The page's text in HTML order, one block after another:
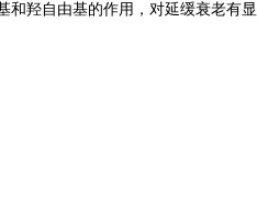
和羟自由基的作用，对延缓衰老有显